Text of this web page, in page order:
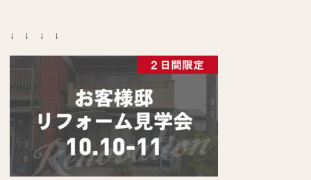
↓ ↓ ↓ ↓